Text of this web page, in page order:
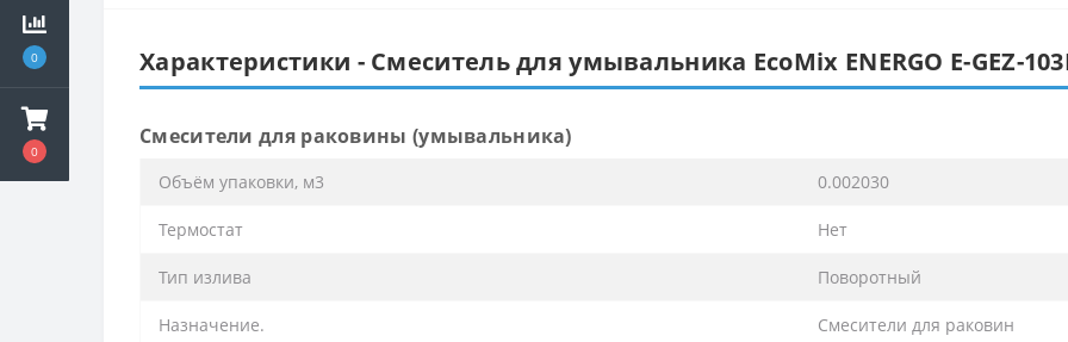
0
0
Характеристики - Смеситель для умывальника EcoMix ENERGO E-GEZ-
Смесители для раковины (умывальника)
Объём упаковки, м3 0.002030
Термостат Нет
Тип излива Поворотный
Назначение. Смесители для раковин